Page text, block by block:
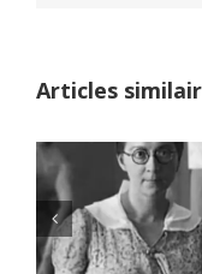
Articles
Netflix
Dreams